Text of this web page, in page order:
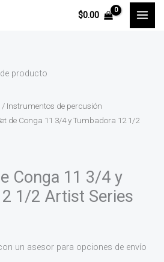
$0.00
/ Instrumentos de percusión
de Conga 11 3/4 y Tumbadora 12 1/2
Conga 11 3/4 y
1/2 Artist Series
un asesor para opciones de envío